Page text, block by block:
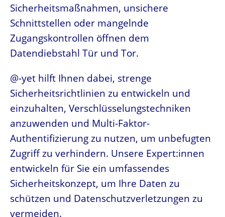
Sicherheitsmaßnahmen, unsichere
Schnittstellen oder mangelnde
Zugangskontrollen öffnen dem
Datendiebstahl Tür und Tor.
@-yet hilft Ihnen dabei, strenge
Sicherheitsrichtlinien zu entwickeln und
einzuhalten, Verschlüsselungstechniken
anzuwenden und Multi-Faktor-
Authentifizierung zu nutzen, um unbefugten
Zugriff zu verhindern. Unsere Expert:innen
entwickeln für Sie ein umfassendes
Sicherheitskonzept, um Ihre Daten zu
schützen und Datenschutzverletzungen zu
vermeiden.